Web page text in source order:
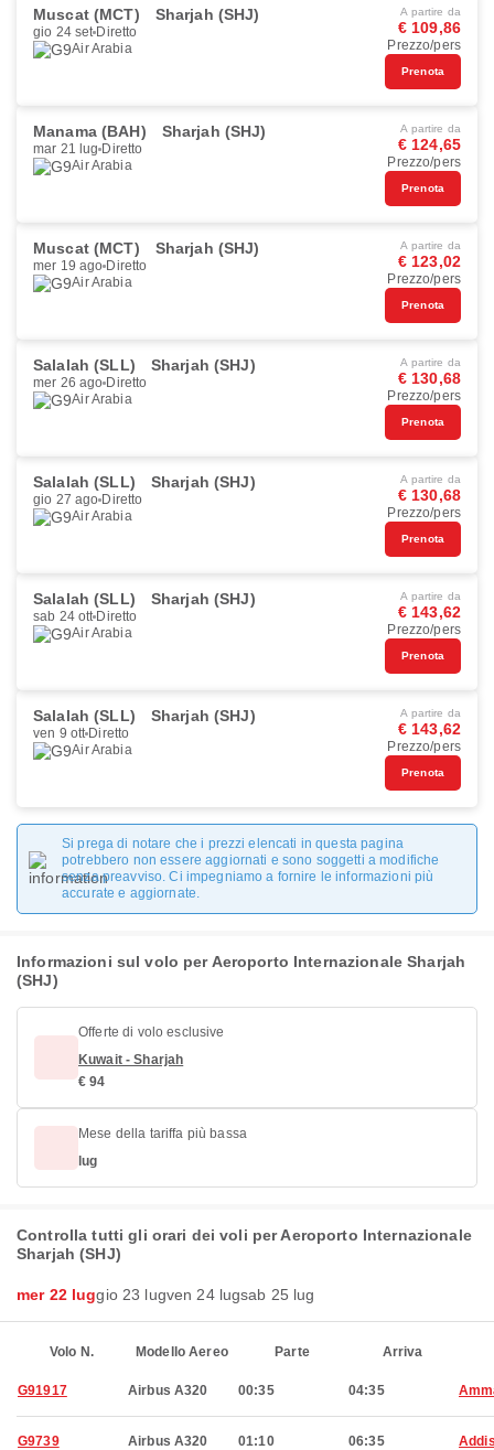
Muscat (MCT) Sharjah (SHJ)
gio 24 set Diretto
Air Arabia
A partire da
€ 109,86
Prezzo/pers
Prenota
Manama (BAH) Sharjah (SHJ)
mar 21 lug Diretto
Air Arabia
A partire da
€ 124,65
Prezzo/pers
Prenota
Muscat (MCT) Sharjah (SHJ)
mer 19 ago Diretto
Air Arabia
A partire da
€ 123,02
Prezzo/pers
Prenota
Salalah (SLL) Sharjah (SHJ)
mer 26 ago Diretto
Air Arabia
A partire da
€ 130,68
Prezzo/pers
Prenota
Salalah (SLL) Sharjah (SHJ)
gio 27 ago Diretto
Air Arabia
A partire da
€ 130,68
Prezzo/pers
Prenota
Salalah (SLL) Sharjah (SHJ)
sab 24 ott Diretto
Air Arabia
A partire da
€ 143,62
Prezzo/pers
Prenota
Salalah (SLL) Sharjah (SHJ)
ven 9 ott Diretto
Air Arabia
A partire da
€ 143,62
Prezzo/pers
Prenota
Si prega di notare che i prezzi elencati in questa pagina
potrebbero non essere aggiornati e sono soggetti a modifiche
senza preavviso. Ci impegniamo a fornire le informazioni più
accurate e aggiornate.
Informazioni sul volo per Aeroporto Internazionale Sharjah
(SHJ)
Offerte di volo esclusive
Kuwait - Sharjah
€ 94
Mese della tariffa più bassa
lug
Controlla tutti gli orari dei voli per Aeroporto Internazionale
Sharjah (SHJ)
mer 22 luggio 23 lugven 24 lugsab 25 lug
Volo N. Modello Aereo Parte Arriva
G91917 Airbus A320 00:35 04:35
G9739 Airbus A320 01:10 06:35